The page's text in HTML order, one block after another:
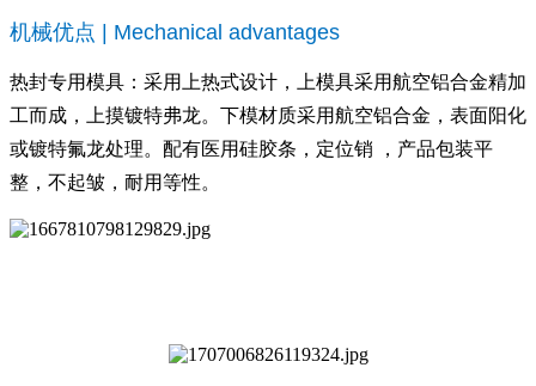
机械优点 | Mechanical advantages
热封专用模具：采用上热式设计， 上模具采用航空铝合金精加
工而成，上摸镀特弗龙。 下模材质采用航空铝合金，表面阳化
或镀特氟龙处理。配有医用硅胶条，定位销 ，产品包装平
整，不起皱，耐用等性。